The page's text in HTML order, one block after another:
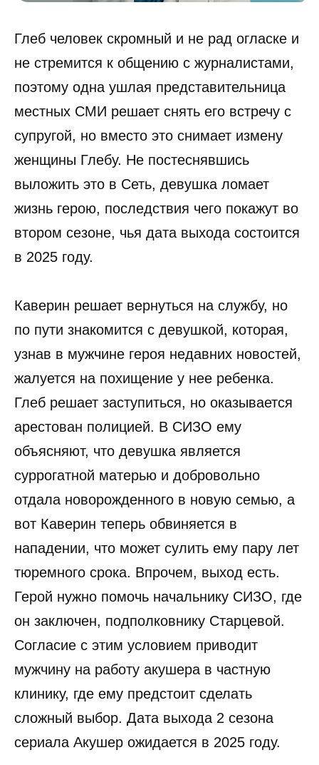
Глеб человек скромный и не рад огласке и
не стремится к общению с журналистами,
поэтому одна ушлая представительница
местных СМИ решает снять его встречу с
супругой, но вместо это снимает измену
женщины Глебу. Не постеснявшись
выложить это в Сеть, девушка ломает
жизнь герою, последствия чего покажут во
втором сезоне, чья дата выхода состоится
в 2025 году.
Каверин решает вернуться на службу, но
по пути знакомится с девушкой, которая,
узнав в мужчине героя недавних новостей,
жалуется на похищение у нее ребенка.
Глеб решает заступиться, но оказывается
арестован полицией. В СИЗО ему
объясняют, что девушка является
суррогатной матерью и добровольно
отдала новорожденного в новую семью, а
вот Каверин теперь обвиняется в
нападении, что может сулить ему пару лет
тюремного срока. Впрочем, выход есть.
Герой нужно помочь начальнику СИЗО, где
он заключен, подполковнику Старцевой.
Согласие с этим условием приводит
мужчину на работу акушера в частную
клинику, где ему предстоит сделать
сложный выбор. Дата выхода 2 сезона
сериала Акушер ожидается в 2025 году.